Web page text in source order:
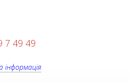
7 49 49